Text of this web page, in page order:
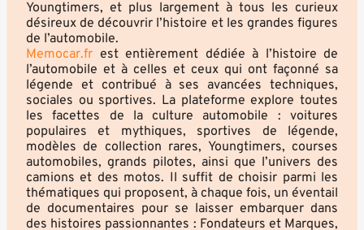
Youngtimers, et plus largement à tous les curieux
désireux de découvrir l’histoire et les grandes figures
de l’automobile.
Memocar.fr est entièrement dédiée à l’histoire de
l’automobile et à celles et ceux qui ont façonné sa
légende et contribué à ses avancées techniques,
sociales ou sportives. La plateforme explore toutes
les facettes de la culture automobile : voitures
populaires et mythiques, sportives de légende,
modèles de collection rares, Youngtimers, courses
automobiles, grands pilotes, ainsi que l’univers des
camions et des motos. Il suffit de choisir parmi les
thématiques qui proposent, à chaque fois, un éventail
de documentaires pour se laisser embarquer dans
des histoires passionnantes : Fondateurs et Marques,